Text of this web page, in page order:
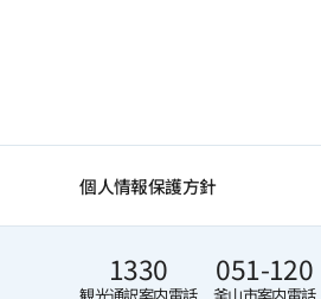
個人情報保護方針
1330
観光通訳案内電話
051-120
釜山市案内電話